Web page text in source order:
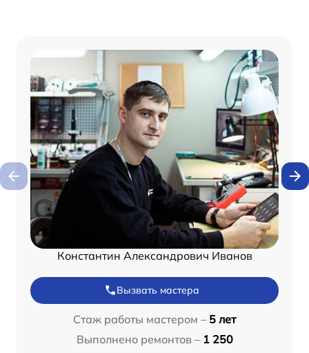
Константин Александрович Иванов
Вызвать мастера
Стаж работы мастером – 5 лет
Выполнено ремонтов – 1 250